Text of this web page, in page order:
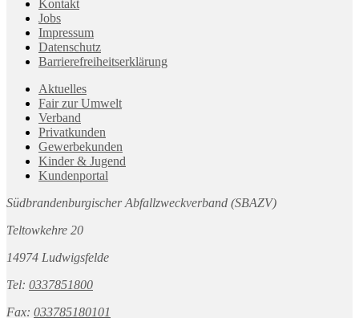
Kontakt
Jobs
Impressum
Datenschutz
Barrierefreiheitserklärung
Aktuelles
Fair zur Umwelt
Verband
Privatkunden
Gewerbekunden
Kinder & Jugend
Kundenportal
Südbrandenburgischer Abfallzweckverband (SBAZV)
Teltowkehre 20
14974 Ludwigsfelde
Tel: 0337851800
Fax: 033785180101